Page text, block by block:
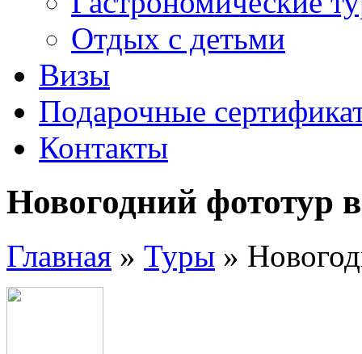
Отдых с детьми
Визы
Подарочные
Контакты
Новогодний фототур
Главная » Туры »